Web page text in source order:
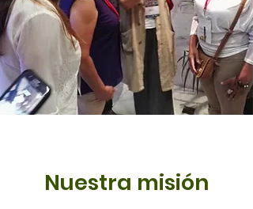
Nuestra misión